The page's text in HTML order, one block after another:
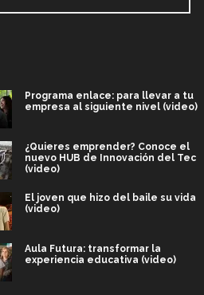
Programa enlace: para llevar a tu
empresa al siguiente nivel (video)
¿Quieres emprender? Conoce el
nuevo HUB de Innovación del Tec
(video)
El joven que hizo del baile su vida
(video)
Aula Futura: transformar la
experiencia educativa (video)